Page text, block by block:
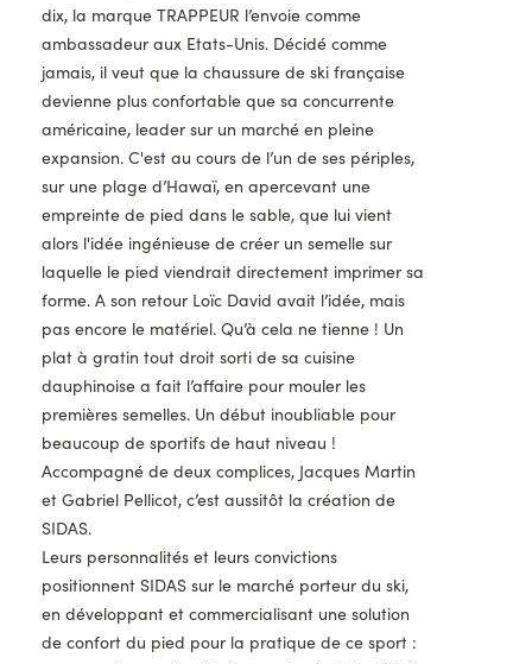
dix, la marque TRAPPEUR l’envoie comme
ambassadeur aux Etats-Unis. Décidé comme
jamais, il veut que la chaussure de ski française
devienne plus confortable que sa concurrente
américaine, leader sur un marché en pleine
expansion. C'est au cours de l’un de ses périples,
sur une plage d’Hawaï, en apercevant une
empreinte de pied dans le sable, que lui vient
alors l'idée ingénieuse de créer un semelle sur
laquelle le pied viendrait directement imprimer sa
forme. A son retour Loïc David avait l’idée, mais
pas encore le matériel. Qu’à cela ne tienne ! Un
plat à gratin tout droit sorti de sa cuisine
dauphinoise a fait l’affaire pour mouler les
premières semelles. Un début inoubliable pour
beaucoup de sportifs de haut niveau !
Accompagné de deux complices, Jacques Martin
et Gabriel Pellicot, c’est aussitôt la création de
SIDAS.
Leurs personnalités et leurs convictions
positionnent SIDAS sur le marché porteur du ski,
en développant et commercialisant une solution
de confort du pied pour la pratique de ce sport :